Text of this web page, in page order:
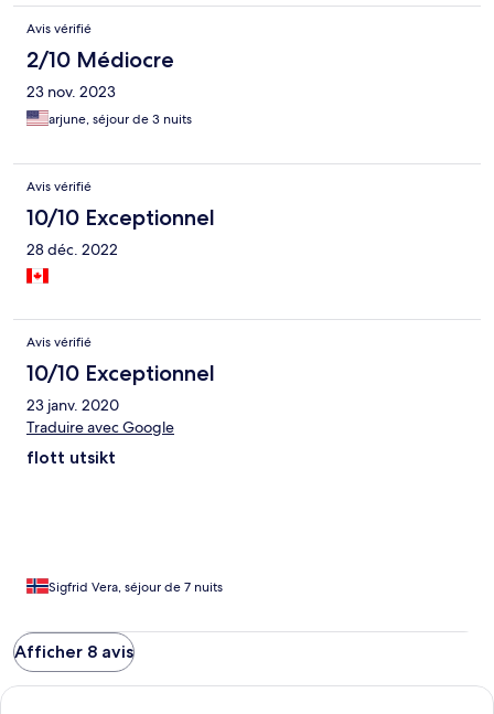
Avis vérifié
2/10 Médiocre
23 nov. 2023
arjune, séjour de 3 nuits
Avis vérifié
10/10 Exceptionnel
28 déc. 2022
Avis vérifié
10/10 Exceptionnel
23 janv. 2020
Traduire avec Google
flott utsikt
Sigfrid Vera, séjour de 7 nuits
Afficher 8 avis